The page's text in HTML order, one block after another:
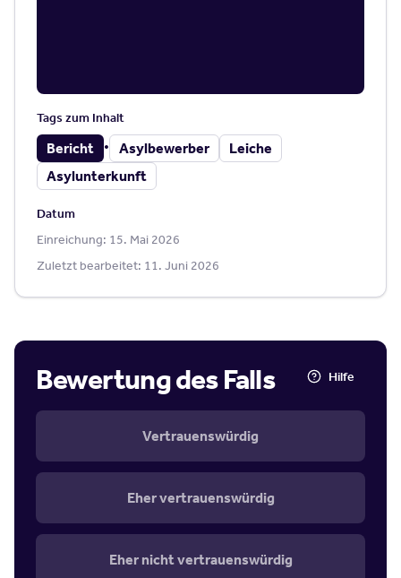
Tags zum Inhalt
Bericht • Asylbewerber
Leiche
Asylunterkunft
Datum
Einreichung: 15. Mai 2026
Zuletzt bearbeitet: 11. Juni 2026
Bewertung des Falls Hilfe
Vertrauenswürdig
Eher vertrauenswürdig
Eher nicht vertrauenswürdig